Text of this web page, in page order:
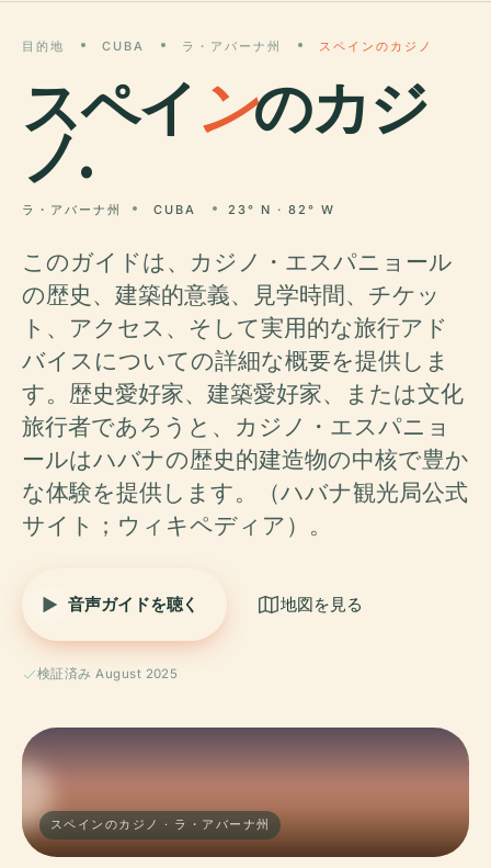
目的地 CUBA ラ・アバーナ州 スペインのカジノ
スペインのカジ
ノ.
ラ・アバーナ州 CUBA 23° N · 82° W
このガイドは、カジノ・エスパニョール
の歴史、建築的意義、見学時間、チケッ
ト、アクセス、そして実用的な旅行アド
バイスについての詳細な概要を提供しま
す。歴史愛好家、建築愛好家、または文化
旅行者であろうと、カジノ・エスパニョ
ールはハバナの歴史的建造物の中核で豊か
な体験を提供します。（ハバナ観光局公式
サイト；ウィキペディア）。
音声ガイドを聴く 地図を見る
検証済み August 2025
スペインのカジノ · ラ・アバーナ州